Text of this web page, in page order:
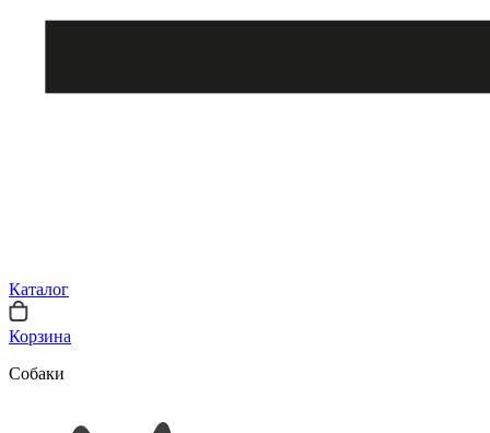
Каталог
Корзина
Собаки